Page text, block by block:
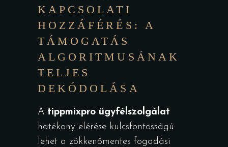
KAPCSOLATI
HOZZÁFÉRÉS: A
TÁMOGATÁS
ALGORITMUSÁNAK
TELJES
DEKÓDOLÁSA
A tippmixpro ügyfélszolgálat
hatékony elérése kulcsfontosságú
lehet a zökkenőmentes fogadási